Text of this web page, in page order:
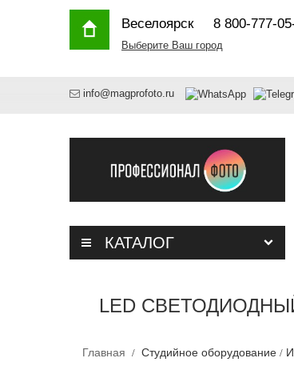
Веселоярск8 800-777-
Выберите Ваш город
info@magprofoto.ru
КАТАЛОГ
LED
Главная Студийное оборудование